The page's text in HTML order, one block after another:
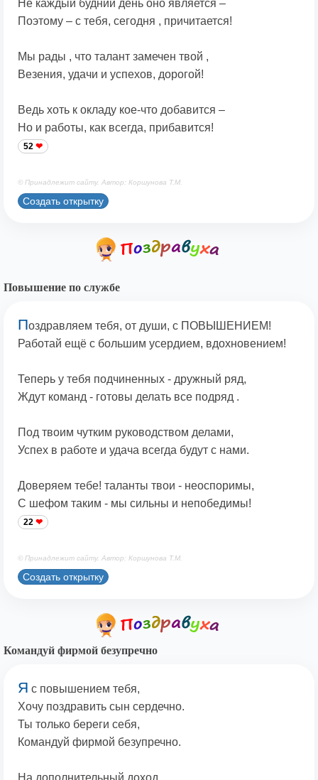
Не каждый будний день оно является –
Поэтому – с тебя, сегодня , причитается!
Мы рады , что талант замечен твой ,
Везения, удачи и успехов, дорогой!
Ведь хоть к окладу кое-что добавится –
Но и работы, как всегда, прибавится!
52
© Принадлежит сайту. Автор: Коршунова Т.М.
Создать открытку
Повышение по службе
Поздравляем тебя, от души, с ПОВЫШЕНИЕМ!
Работай ещё с большим усердием, вдохновением!
Теперь у тебя подчиненных - дружный ряд,
Ждут команд - готовы делать все подряд .
Под твоим чутким руководством делами,
Успех в работе и удача всегда будут с нами.
Доверяем тебе! таланты твои - неоспоримы,
С шефом таким - мы сильны и непобедимы!
22
© Принадлежит сайту. Автор: Коршунова Т.М.
Создать открытку
Командуй фирмой безупречно
Я с повышением тебя,
Хочу поздравить сын сердечно.
Ты только береги себя,
Командуй фирмой безупречно.
На дополнительный доход,